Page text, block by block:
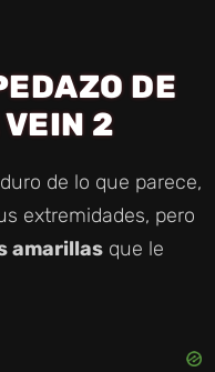
DE
2
de lo que parece,
extremidades, pero
amarillas que le